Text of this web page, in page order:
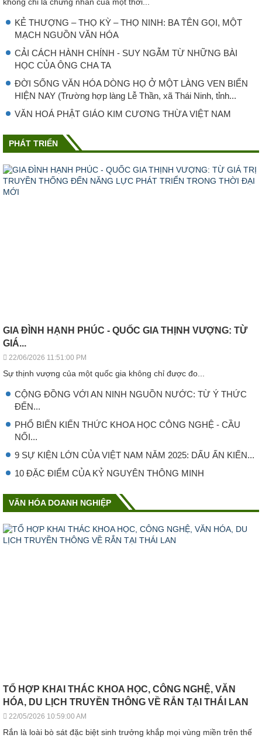
KẺ THƯỢNG – THỌ KỲ – THỌ NINH: BA TÊN GỌI, MỘT
MẠCH NGUỒN VĂN HÓA
CẢI CÁCH HÀNH CHÍNH - SUY NGẪM TỪ NHỮNG BÀI
HỌC CỦA ÔNG CHA TA
ĐỜI SỐNG VĂN HÓA DÒNG HỌ Ở MỘT LÀNG VEN BIỂN
HIỆN NAY (Trường hợp làng Lễ Thần, xã Thái Ninh, tỉnh...
VĂN HOÁ PHẬT GIÁO KIM CƯƠNG THỪA VIỆT NAM
PHÁT TRIỂN
GIA ĐÌNH HẠNH PHÚC - QUỐC GIA THỊNH VƯỢNG: TỪ
GIÁ...
22/06/2026 11:51:00 PM
Sự thịnh vượng của một quốc gia không chỉ được đo...
CỘNG ĐỒNG VỚI AN NINH NGUỒN NƯỚC: TỪ Ý THỨC
ĐẾN...
PHỔ BIẾN KIẾN THỨC KHOA HỌC CÔNG NGHỆ - CẦU
NỐI...
9 SỰ KIỆN LỚN CỦA VIỆT NAM NĂM 2025: DẤU ẤN KIẾN...
10 ĐẶC ĐIỂM CỦA KỶ NGUYÊN THÔNG MINH
VĂN HÓA DOANH NGHIỆP
TỔ HỢP KHAI THÁC KHOA HỌC, CÔNG NGHỆ, VĂN
HÓA, DU LỊCH TRUYỀN THÔNG VỀ RẮN TẠI THÁI LAN
22/05/2026 10:59:00 AM
Rắn là loài bò sát đặc biệt sinh trưởng khắp mọi vùng miền trên thế